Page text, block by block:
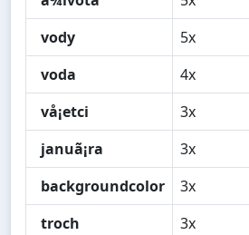
vody
5x
voda
4x
vå¡etci
3x
januã¡ra
3x
backgroundcolor
3x
troch
3x